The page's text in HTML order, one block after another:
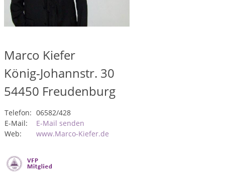
Marco Kiefer
König-Johannstr. 30
54450 Freudenburg
Telefon: 06582/428
E-Mail:
E-Mail senden
Web:
www.Marco-Kiefer.de